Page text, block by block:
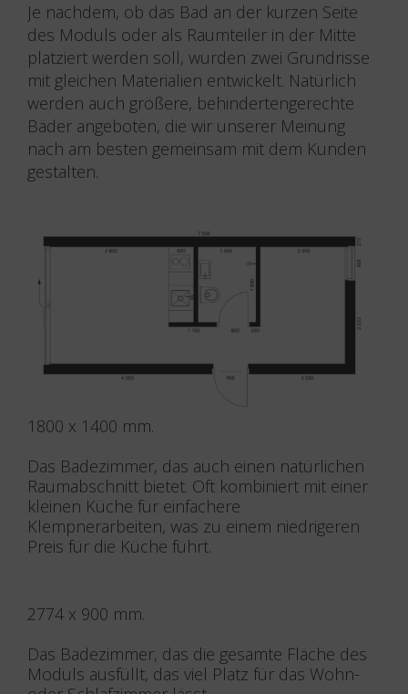
Je nachdem, ob das Bad an der kurzen Seite
des Moduls oder als Raumteiler in der Mitte
platziert werden soll, wurden zwei Grundrisse
mit gleichen Materialien entwickelt. Natürlich
werden auch größere, behindertengerechte
Bäder angeboten, die wir unserer Meinung
nach am besten gemeinsam mit dem Kunden
gestalten.
1800 x 1400 mm.
Das Badezimmer, das auch einen natürlichen
Raumabschnitt bietet. Oft kombiniert mit einer
kleinen Küche für einfachere
Klempnerarbeiten, was zu einem niedrigeren
Preis für die Küche führt.
2774 x 900 mm.
Das Badezimmer, das die gesamte Fläche des
Moduls ausfüllt, das viel Platz für das Wohn-